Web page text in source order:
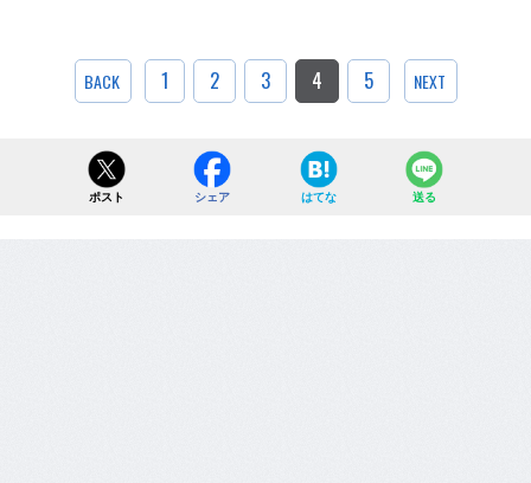
BACK 1 2 3 4 5 NEXT
ポスト シェア はてな 送る